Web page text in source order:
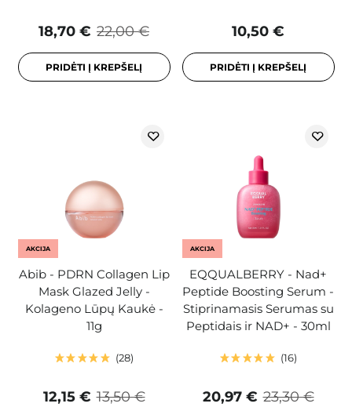
22,00 €
18,70 €
PRIDĖTI Į KREPŠELĮ
10,50 €
PRIDĖTI Į KREPŠELĮ
AKCIJA
Abib - PDRN Collagen Lip
Mask Glazed Jelly -
Kolageno Lūpų Kaukė -
11g
28
13,50 €
12,15 €
AKCIJA
EQQUALBERRY - Nad+
Peptide Boosting Serum -
Stiprinamasis Serumas su
Peptidais ir NAD+ - 30ml
16
23,30 €
20,97 €